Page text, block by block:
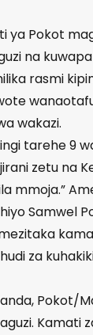
ya Pokot
na
rasmi
wakazi.
tarehe 9
zetu na
mmoja.”
Samwel
za
Pokot/
Kamati